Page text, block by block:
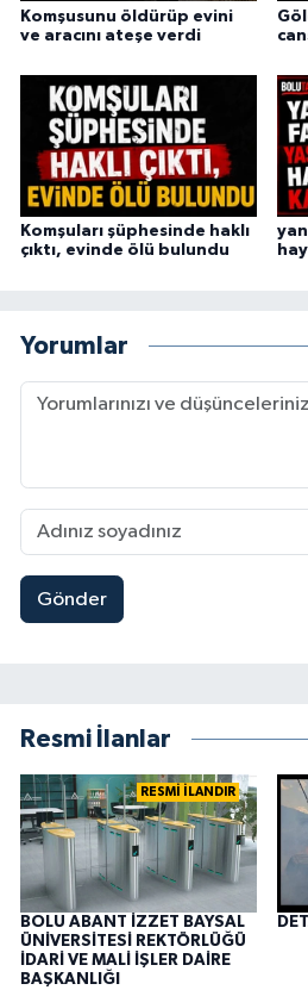
Komşusunu öldürüp evini
ve aracını ateşe verdi
Komşuları şüphesinde haklı
çıktı, evinde ölü bulundu
Yorumlar
Gönder
Resmi İlanlar
RESMİ İLANDIR
BOLU ABANT İZZET BAYSAL
ÜNİVERSİTESİ REKTÖRLÜĞÜ
İDARİ VE MALİ İŞLER DAİRE
BAŞKANLIĞI